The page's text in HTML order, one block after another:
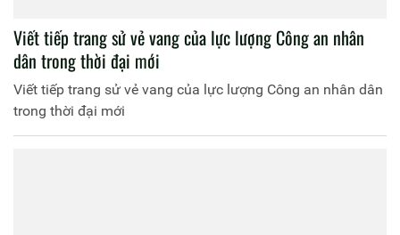
Viết tiếp trang sử vẻ vang của lực lượng Công an nhân
dân trong thời đại mới
Viết tiếp trang sử vẻ vang của lực lượng Công an nhân dân
trong thời đại mới